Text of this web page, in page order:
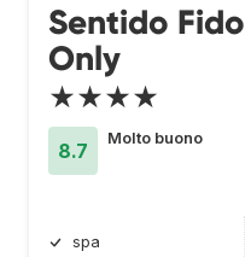
Sentido
Only
★★★★
8.7
Molto buono
spa